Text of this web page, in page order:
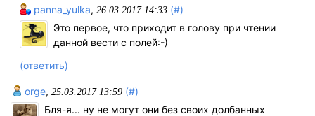
panna_yulka, 26.03.2017 14:33 (#)
Это первое, что приходит в голову при чтении
данной вести с полей:-)
(ответить)
orge, 25.03.2017 13:59 (#)
Бля-я... ну не могут они без своих долбанных